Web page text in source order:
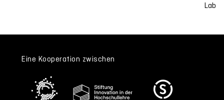
Lab
Eine Kooperation zwischen